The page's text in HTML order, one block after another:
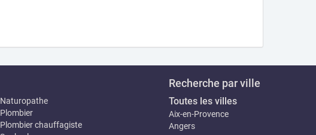
Naturopathe
Plombier
Plombier chauffagiste
Recherche par ville
Toutes les villes
Aix-en-Provence
Angers